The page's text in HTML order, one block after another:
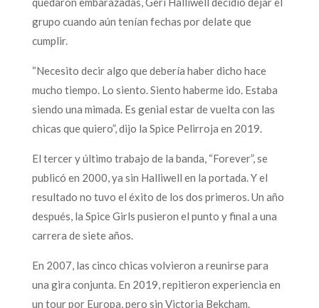
grupo cuando aún tenían fechas por delate que
cumplir.
“Necesito decir algo que debería haber dicho hace
mucho tiempo. Lo siento. Siento haberme ido. Estaba
siendo una mimada. Es genial estar de vuelta con las
chicas que quiero”, dijo la Spice Pelirroja en 2019.
El tercer y último trabajo de la banda, “Forever”, se
publicó en 2000, ya sin Halliwell en la portada. Y el
resultado no tuvo el éxito de los dos primeros. Un año
después, la Spice Girls pusieron el punto y final a una
carrera de siete años.
En 2007, las cinco chicas volvieron a reunirse para
una gira conjunta. En 2019, repitieron experiencia en
un tour por Europa, pero sin Victoria Bekcham.